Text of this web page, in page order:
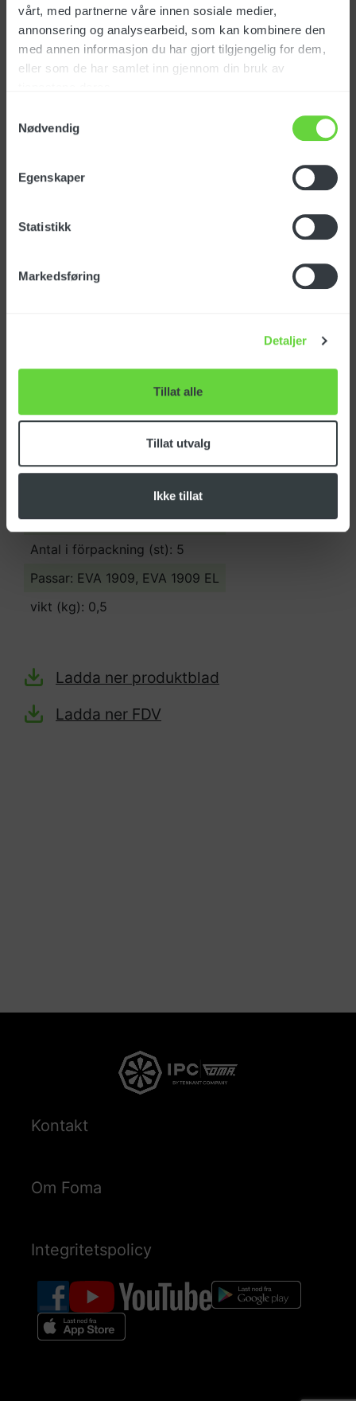
vårt, med partnerne våre innen sosiale medier,
annonsering og analysearbeid, som kan kombinere den
med annen informasjon du har gjort tilgjengelig for dem,
eller som de har samlet inn gjennom din bruk av
Nødvendig
Egenskaper
Statistikk
Markedsføring
Detaljer
Tillat alle
Tillat utvalg
Ikke tillat
Tolltariff:86053290
Typ: 2- lager
Antal i förpackning (st): 5
Passar: EVA 1909, EVA 1909 EL
vikt (kg): 0,5
Ladda ner produktblad
Ladda ner FDV
Engångspåse av mikrofiber för
dammsugare.
- eva 1909
- eva 1909EL
Spesifikasjoner
Kontakt
Om Foma
Integritetspolicy